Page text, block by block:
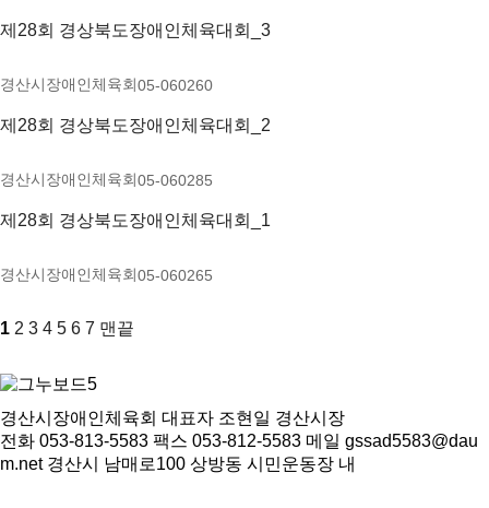
제28회 경상북도장애인체육대회_3
경산시장애인체육회05-060260
제28회 경상북도장애인체육대회_2
경산시장애인체육회05-060285
제28회 경상북도장애인체육대회_1
경산시장애인체육회05-060265
1 2 3 4 5 6 7 맨끝
경산시장애인체육회 대표자 조현일 경산시장
전화 053-813-5583 팩스 053-812-5583 메일 gssad5583@dau
m.net 경산시 남매로100 상방동 시민운동장 내